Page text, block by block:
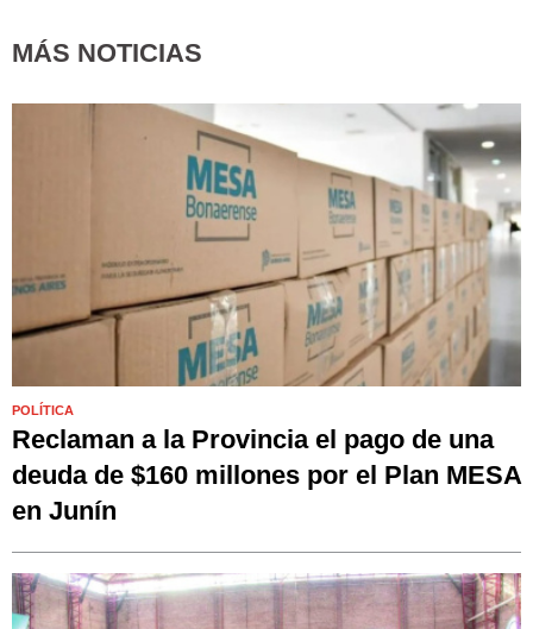
MÁS NOTICIAS
POLÍTICA
Reclaman a la Provincia el pago de una
deuda de $160 millones por el Plan MESA
en Junín